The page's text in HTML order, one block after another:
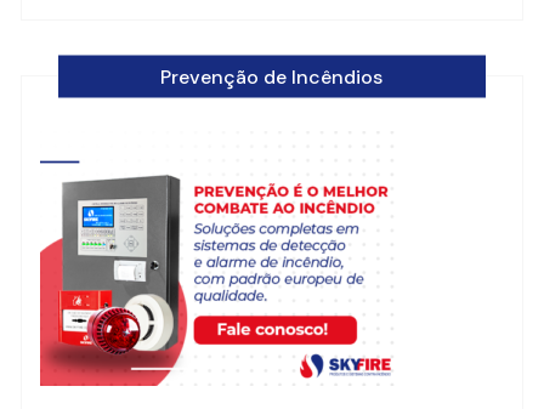
Prevenção de Incêndios